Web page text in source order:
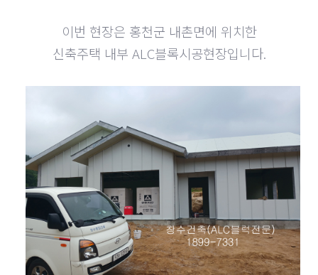
이번 현장은 홍천군 내촌면에 위치한
신축주택 내부 ALC블록시공현장입니다.